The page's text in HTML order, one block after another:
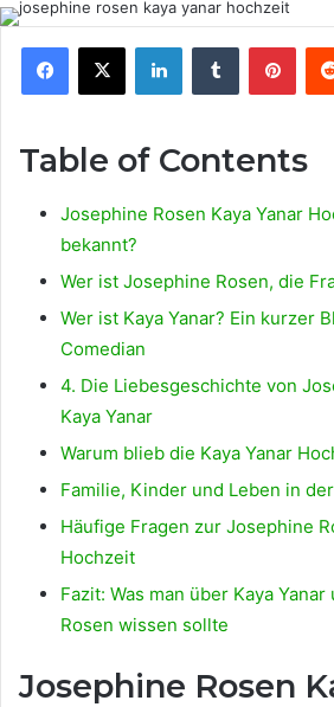
Facebook
X LinkedInTumblr
Table of Contents
Josephine Rosen Kaya Yanar
bekannt?
Wer ist Josephine Rosen, die
Wer ist Kaya Yanar? Ein kurzer
Comedian
4. Die Liebesgeschichte von
Kaya Yanar
Warum blieb die Kaya Yanar
Familie, Kinder und Leben in
Häufige Fragen zur Josephine
Hochzeit
Fazit: Was man über Kaya
Rosen wissen sollte
Josephine Rosen